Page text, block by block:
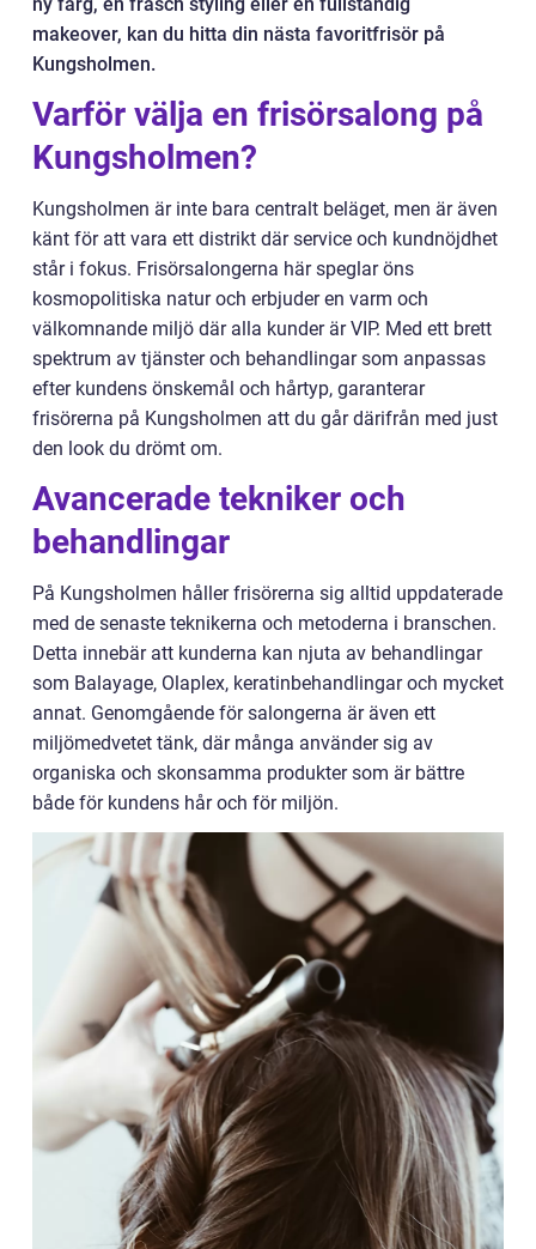
makeover, kan du hitta din nästa favoritfrisör på
Kungsholmen.
Varför välja en frisörsalong på
Kungsholmen?
Kungsholmen är inte bara centralt beläget, men är även
känt för att vara ett distrikt där service och kundnöjdhet
står i fokus. Frisörsalongerna här speglar öns
kosmopolitiska natur och erbjuder en varm och
välkomnande miljö där alla kunder är VIP. Med ett brett
spektrum av tjänster och behandlingar som anpassas
efter kundens önskemål och hårtyp, garanterar
frisörerna på Kungsholmen att du går därifrån med just
den look du drömt om.
Avancerade tekniker och
behandlingar
På Kungsholmen håller frisörerna sig alltid uppdaterade
med de senaste teknikerna och metoderna i branschen.
Detta innebär att kunderna kan njuta av behandlingar
som Balayage, Olaplex, keratinbehandlingar och mycket
annat. Genomgående för salongerna är även ett
miljömedvetet tänk, där många använder sig av
organiska och skonsamma produkter som är bättre
både för kundens hår och för miljön.